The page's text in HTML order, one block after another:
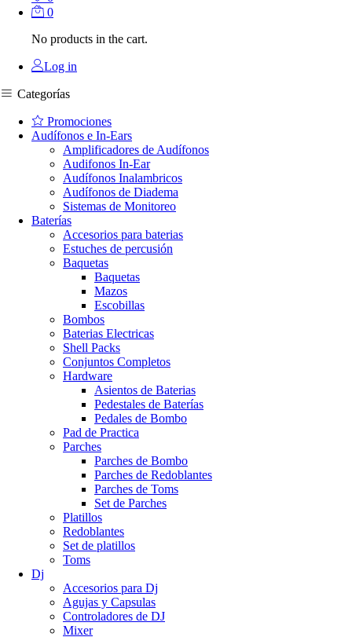
0
No products in the cart.
Log in
Categorías
Promociones
Audífonos e In-Ears
Amplificadores de Audífonos
Audifonos In-Ear
Audífonos Inalambricos
Audífonos de Diadema
Sistemas de Monitoreo
Baterías
Accesorios para baterias
Estuches de percusión
Baquetas
Baquetas
Mazos
Escobillas
Bombos
Baterias Electricas
Shell Packs
Conjuntos Completos
Hardware
Asientos de Baterias
Pedestales de Baterías
Pedales de Bombo
Pad de Practica
Parches
Parches de Bombo
Parches de Redoblantes
Parches de Toms
Set de Parches
Platillos
Redoblantes
Set de platillos
Toms
Dj
Accesorios para Dj
Agujas y Capsulas
Controladores de DJ
Mixer